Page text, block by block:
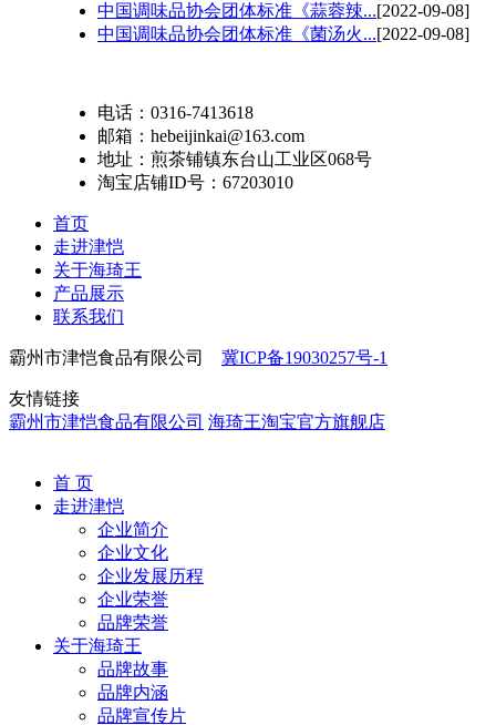
中国调味品协会团体标准《蒜蓉辣...[2022-09-08]
中国调味品协会团体标准《菌汤火...[2022-09-08]
电话：0316-7413618
邮箱：hebeijinkai@163.com
地址：煎茶铺镇东台山工业区068号
淘宝店铺ID号：67203010
首页
走进津恺
关于海琦王
产品展示
联系我们
霸州市津恺食品有限公司 冀ICP备19030257号-1
友情链接
霸州市津恺食品有限公司 海琦王淘宝官方旗舰店
首 页
走进津恺
企业简介
企业文化
企业发展历程
企业荣誉
品牌荣誉
关于海琦王
品牌故事
品牌内涵
品牌宣传片